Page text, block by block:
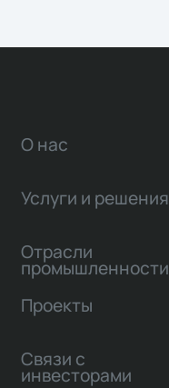
О нас
Услуги и решения
Отрасли
промышленности
Проекты
Связи с
инвесторами